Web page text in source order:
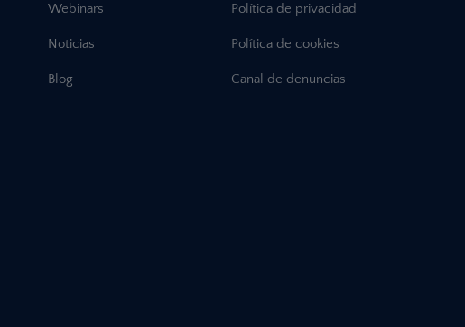
Webinars
Noticias
Blog
Política de privacidad
Política de cookies
Canal de denuncias